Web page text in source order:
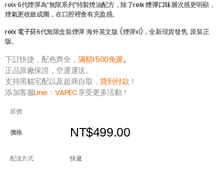
relx 6代煙彈為“無限系列”特製煙油配方，除了relx 煙彈口味層次感更明顯，
煙氣更收斂成團，在口腔裡會有充盈感。
relx 電子菸6代無限盒裝煙彈 海外英文版 (煙彈x1)，全新現貨發售, 原裝正
版。
下訂快捷，配色齊全，滿額1500免運。
正品原廠保證，空運運送。
支持黑貓宅配以及超商自取，貨到付款 ！
添加客服Line： VAPEC享受更多活動！
原價
價格 NT$499.00
配送方式 快遞